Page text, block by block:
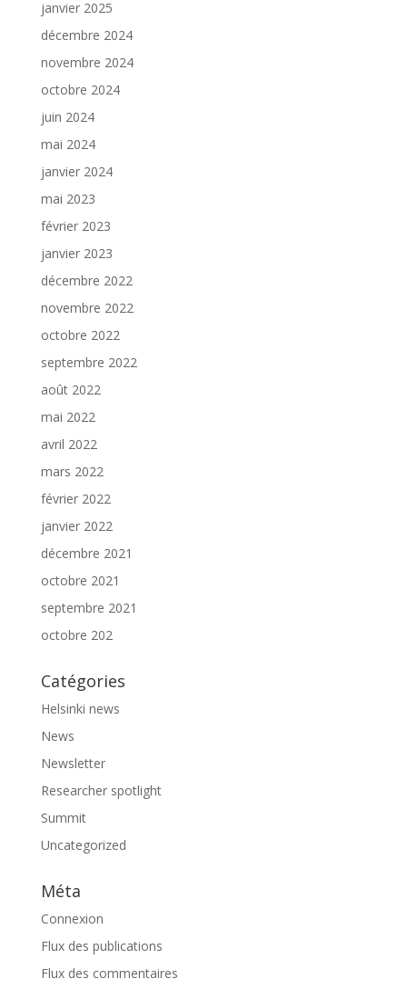
janvier 2025
décembre 2024
novembre 2024
octobre 2024
juin 2024
mai 2024
janvier 2024
mai 2023
février 2023
janvier 2023
décembre 2022
novembre 2022
octobre 2022
septembre 2022
août 2022
mai 2022
avril 2022
mars 2022
février 2022
janvier 2022
décembre 2021
octobre 2021
septembre 2021
octobre 202
Catégories
Helsinki news
News
Newsletter
Researcher spotlight
Summit
Uncategorized
Méta
Connexion
Flux des publications
Flux des commentaires